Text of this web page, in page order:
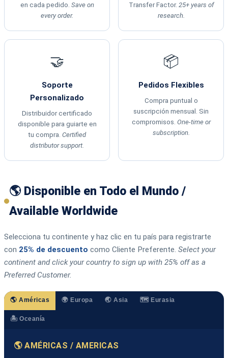
en cada pedido. Save on
every order.
Transfer Factor. 25+ years of
research.
🤝
Soporte
Personalizado
Distribuidor certificado
disponible para guiarte en
tu compra. Certified
distributor support.
📦
Pedidos Flexibles
Compra puntual o
suscripción mensual. Sin
compromisos. One-time or
subscription.
🌎 Disponible en Todo el Mundo /
Available Worldwide
Selecciona tu continente y haz clic en tu país para registrarte
con 25% de descuento como Cliente Preferente. Select your
continent and click your country to sign up with 25% off as a
Preferred Customer.
🌎 Américas 🌍 Europa 🌏 Asia 🗺️ Eurasia
🏝️ Oceanía
🌎 AMÉRICAS / AMERICAS